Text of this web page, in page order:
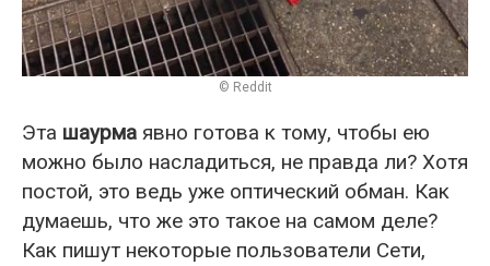
© Reddit
Эта шаурма явно готова к тому, чтобы ею
можно было насладиться, не правда ли? Хотя
постой, это ведь уже оптический обман. Как
думаешь, что же это такое на самом деле?
Как пишут некоторые пользователи Сети,